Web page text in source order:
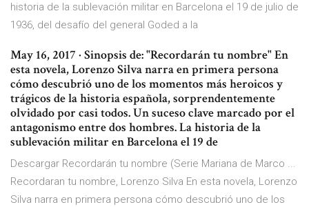
historia de la sublevación militar en Barcelona el 19 de julio de
1936, del desafío del general Goded a la
May 16, 2017 · Sinopsis de: "Recordarán tu nombre" En
esta novela, Lorenzo Silva narra en primera persona
cómo descubrió uno de los momentos más heroicos y
trágicos de la historia española, sorprendentemente
olvidado por casi todos. Un suceso clave marcado por el
antagonismo entre dos hombres. La historia de la
sublevación militar en Barcelona el 19 de
Descargar Recordarán tu nombre (Serie Mariana de Marco ...
Recordaran tu nombre, Lorenzo Silva En esta novela, Lorenzo
Silva narra en primera persona cómo descubrió uno de los